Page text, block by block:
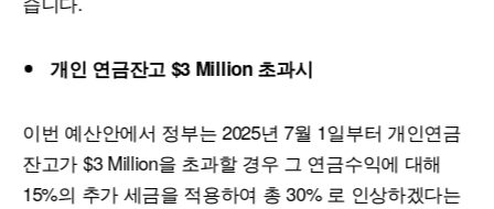
개인 연금잔고 $3 Million초과시
이번 예산안에서 정부는 2025년 7월 1일부터 개인연금
잔고가 $3 Million을 초과할 경우 그 연금수익에 대해
15%의 추가 세금을 적용하여 총 30% 로 인상하겠다는